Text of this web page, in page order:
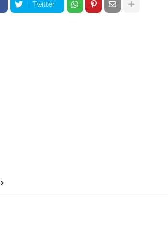
Twitter